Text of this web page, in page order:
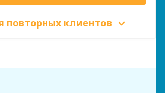
повторных клиентов